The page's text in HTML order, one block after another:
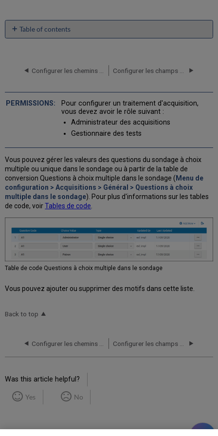
Table of contents
No
Pour configurer un traitement d'acquisition,
vous devez avoir le rôle suivant :
Administrateur des acquisitions
Gestionnaire des tests
Vous pouvez gérer les valeurs des questions du sondage à choix
multiple ou unique dans le sondage ou à partir de la table de
conversion Questions à choix multiple dans le sondage ( Menu de
configuration > Acquisitions > Général > Questions à choix
multiple dans le sondage). Pour plus d'informations sur les tables
de code, voirTables de code
Table de code Questions à choix multiple dans le sondage
Vous pouvez ajouter ou supprimer des motifs dans cette liste.
Back to top
Was this article helpful?
Yes No